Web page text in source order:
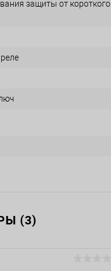
защиты от короткого
(3)